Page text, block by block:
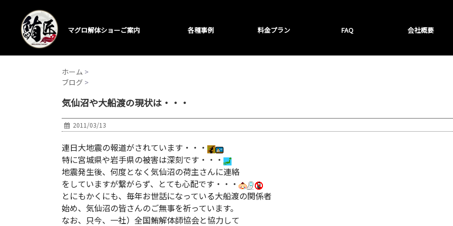
マグロ解体ショーご案内 各種事例 料金プラン FAQ 会社概要
ホーム >
ブログ >
気仙沼や大船渡の現状は・・・
2011/03/13
連日大地震の報道がされています・・・
特に宮城県や岩手県の被害は深刻です・・・
地震発生後、何度となく気仙沼の荷主さんに連絡
をしていますが繋がらず、とても心配です・・・
とにもかくにも、毎年お世話になっている大船渡の関係者
始め、気仙沼の皆さんのご無事を祈っています。
なお、只今、一社）全国鮪解体師協会と協力して